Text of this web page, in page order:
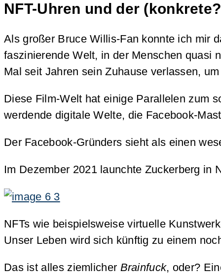
NFT-Uhren und der
Als großer Bruce Willis-Fan konnte ich mir
faszinierende Welt, in der Menschen quasi
Mal seit Jahren sein Zuhause verlassen,
Diese Film-Welt hat einige Parallelen zum
werdende digitale Welte, die Facebook-
Der Facebook-Gründers sieht als einen
Im Dezember 2021 launchte Zuckerberg
NFTs wie beispielsweise virtuelle
Unser Leben wird sich künftig zu einem
Das ist alles ziemlicher Brainfuck, oder?